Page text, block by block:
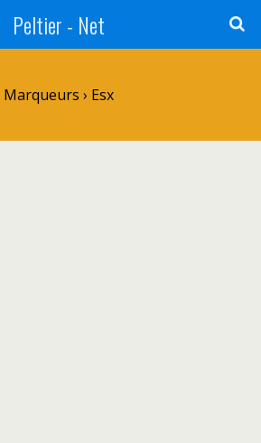
Peltier - Net
Marqueurs › Esx